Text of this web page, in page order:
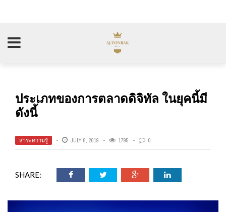
ประเภทของการตลาดดิจิทัล ในยุคนี้มี
ดังนี้
สาระความรู้ JULY 8, 2019 1795 0
SHARE: